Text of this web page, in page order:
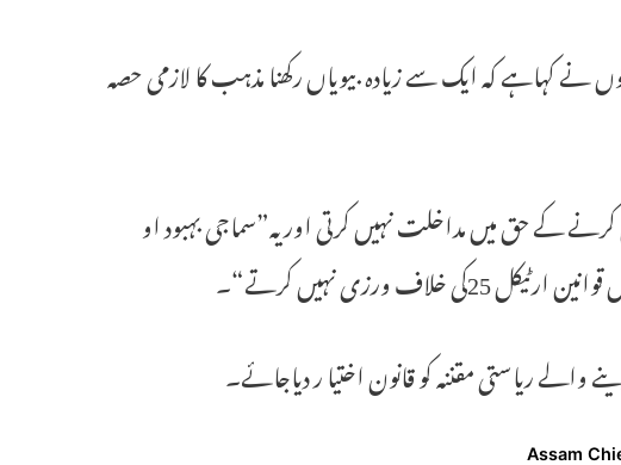
کہاہے کہ ایک سے زیادہ بیویاں رکھنا مذہب کا لازمی حصہ
کے حق میں مداخلت نہیں کرتی اوریہ”سماجی بہبود او
ورزی نہیں کرتے“۔
والے ریاستی مقننہ کو قانون اختیا ر دیاجائے۔
Assam